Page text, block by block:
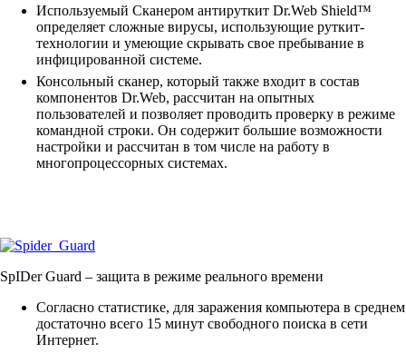
Используемый Сканером антируткит Dr.Web Shield™
определяет сложные вирусы, использующие руткит-
технологии и умеющие скрывать свое пребывание в
инфицированной системе.
Консольный сканер, который также входит в состав
компонентов Dr.Web, рассчитан на опытных
пользователей и позволяет проводить проверку в режиме
командной строки. Он содержит большие возможности
настройки и рассчитан в том числе на работу в
многопроцессорных системах.
SpIDer Guard – защита в режиме реального времени
Согласно статистике, для заражения компьютера в среднем
достаточно всего 15 минут свободного поиска в сети
Интернет.